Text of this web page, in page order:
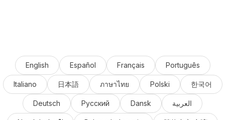
English Español Français Português
Italiano 日本語 ภาษาไทย Polski 한국어
Deutsch Русский Dansk العربية